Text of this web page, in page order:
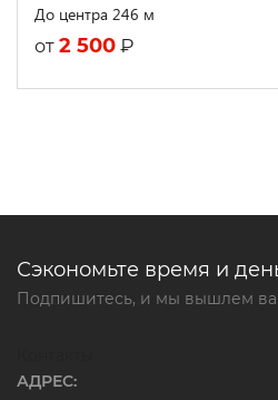
До центра 246 м
от 2 500 ₽
Сэкономьте время и
Подпишитесь, и мы вышлем
АДРЕС: